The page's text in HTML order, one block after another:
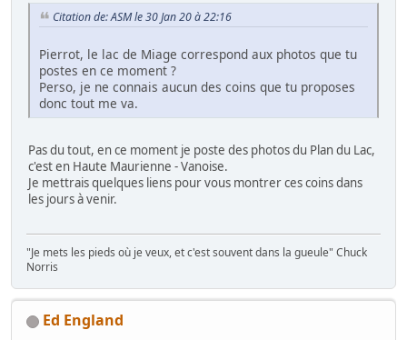
Citation de: ASM le 30 Jan 20 à 22:16
Pierrot, le lac de Miage correspond aux photos que tu
postes en ce moment ?
Perso, je ne connais aucun des coins que tu proposes
donc tout me va.
Pas du tout, en ce moment je poste des photos du Plan du Lac,
c'est en Haute Maurienne - Vanoise.
Je mettrais quelques liens pour vous montrer ces coins dans
les jours à venir.
"Je mets les pieds où je veux, et c'est souvent dans la gueule" Chuck
Norris
Ed England